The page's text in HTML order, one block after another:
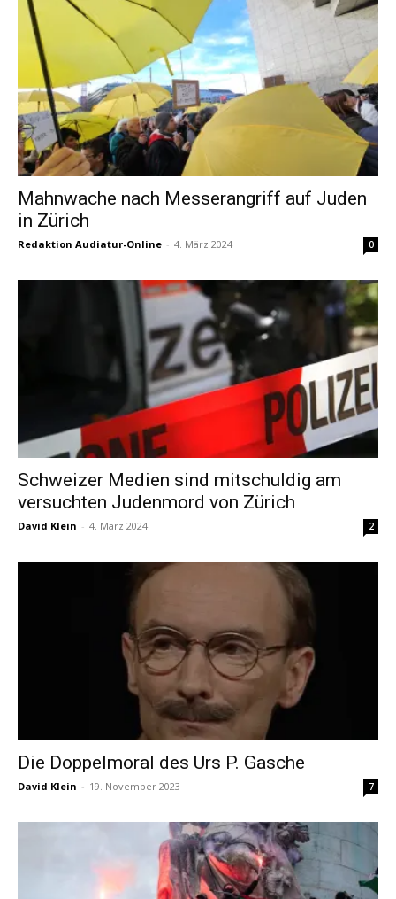
Mahnwache nach Messerangriff auf Juden
in Zürich
Redaktion Audiatur-Online - 4. März 2024 0
Schweizer Medien sind mitschuldig am
versuchten Judenmord von Zürich
David Klein - 4. März 2024 2
Die Doppelmoral des Urs P. Gasche
David Klein - 19. November 2023 7